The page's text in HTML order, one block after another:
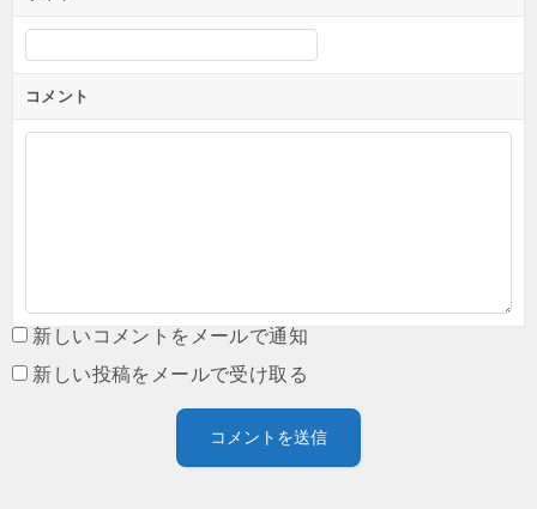
コメント
新しいコメントをメールで通知
新しい投稿をメールで受け取る